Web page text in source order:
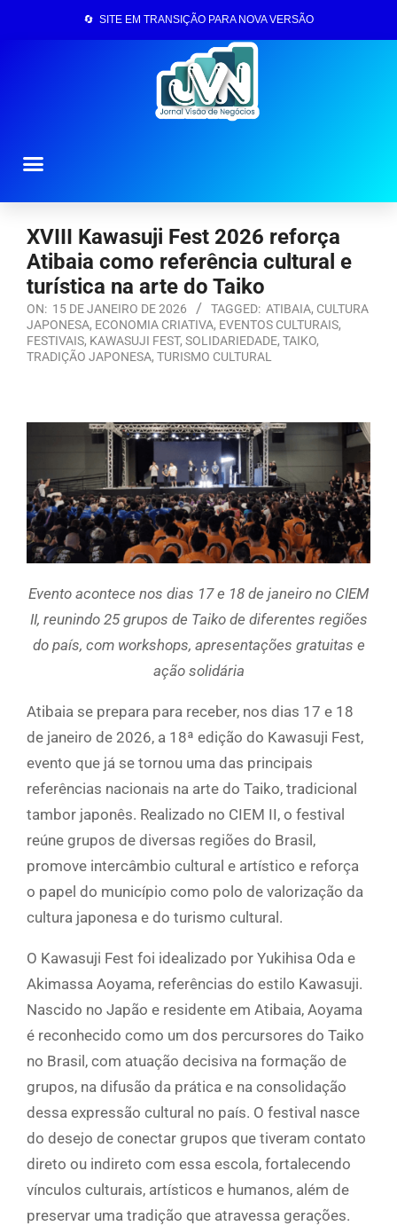
🔄 SITE EM TRANSIÇÃO PARA NOVA VERSÃO
XVIII Kawasuji Fest 2026 reforça
Atibaia como referência cultural e
turística na arte do Taiko
ON: 15 DE JANEIRO DE 2026 TAGGED: ATIBAIA, CULTURA
JAPONESA, ECONOMIA CRIATIVA, EVENTOS CULTURAIS,
FESTIVAIS, KAWASUJI FEST, SOLIDARIEDADE, TAIKO,
TRADIÇÃO JAPONESA, TURISMO CULTURAL
Evento acontece nos dias 17 e 18 de janeiro no CIEM
II, reunindo 25 grupos de Taiko de diferentes regiões
do país, com workshops, apresentações gratuitas e
ação solidária
Atibaia se prepara para receber, nos dias 17 e 18
de janeiro de 2026, a 18ª edição do Kawasuji Fest,
evento que já se tornou uma das principais
referências nacionais na arte do Taiko, tradicional
tambor japonês. Realizado no CIEM II, o festival
reúne grupos de diversas regiões do Brasil,
promove intercâmbio cultural e artístico e reforça
o papel do município como polo de valorização da
cultura japonesa e do turismo cultural.
O Kawasuji Fest foi idealizado por Yukihisa Oda e
Akimassa Aoyama, referências do estilo Kawasuji.
Nascido no Japão e residente em Atibaia, Aoyama
é reconhecido como um dos percursores do Taiko
no Brasil, com atuação decisiva na formação de
grupos, na difusão da prática e na consolidação
dessa expressão cultural no país. O festival nasce
do desejo de conectar grupos que tiveram contato
direto ou indireto com essa escola, fortalecendo
vínculos culturais, artísticos e humanos, além de
preservar uma tradição que atravessa gerações.